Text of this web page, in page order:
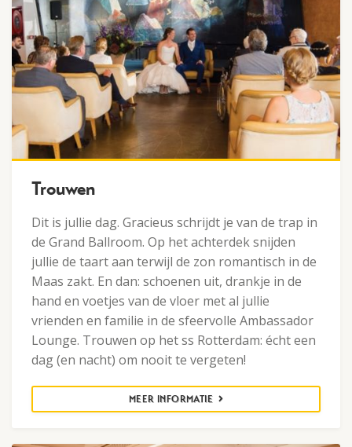
Trouwen
Dit is jullie dag. Gracieus schrijdt je van de trap in
de Grand Ballroom. Op het achterdek snijden
jullie de taart aan terwijl de zon romantisch in de
Maas zakt. En dan: schoenen uit, drankje in de
hand en voetjes van de vloer met al jullie
vrienden en familie in de sfeervolle Ambassador
Lounge. Trouwen op het ss Rotterdam: écht een
dag (en nacht) om nooit te vergeten!
MEER INFORMATIE